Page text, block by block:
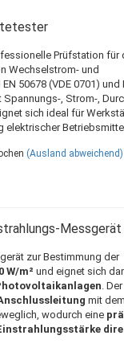
Prüfstation für
Wechselstrom- und
50678 (VDE 0701) und
Spannungs-, Strom-,
sich ideal für
elektrischer
(Ausland abweichend)
Messgerät
zur Bestimmung der
W/m² und eignet sich
.
mit
wodurch eine